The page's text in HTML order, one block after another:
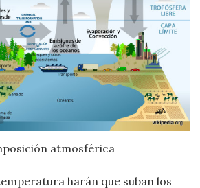
atmosférica
harán que suban los